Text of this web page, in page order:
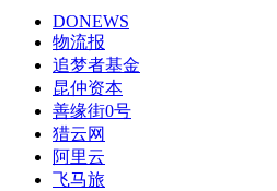
DONEWS
物流报
追梦者基金
昆仲资本
善缘街0号
猎云网
阿里云
飞马旅